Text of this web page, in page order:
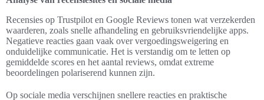
Recensies op Trustpilot en Google Reviews tonen wat verzekerden
waarderen, zoals snelle afhandeling en gebruiksvriendelijke apps.
Negatieve reacties gaan vaak over vergoedingsweigering en
onduidelijke communicatie. Het is verstandig om te letten op
gemiddelde scores en het aantal reviews, omdat extreme
beoordelingen polariserend kunnen zijn.
Op sociale media verschijnen snellere reacties en praktische